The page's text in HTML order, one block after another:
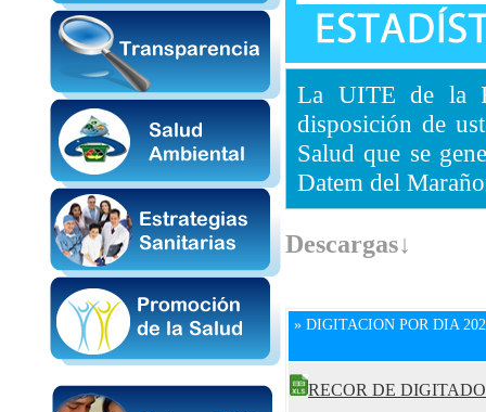
La UITE de la
disposición de
Salud que se
Datem del
Descargas↓
» DIGITACION POR DIA
RECOR DE